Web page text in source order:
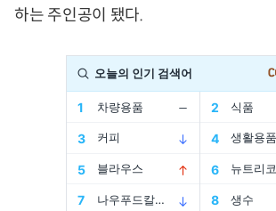
하는 주인공이 됐다.